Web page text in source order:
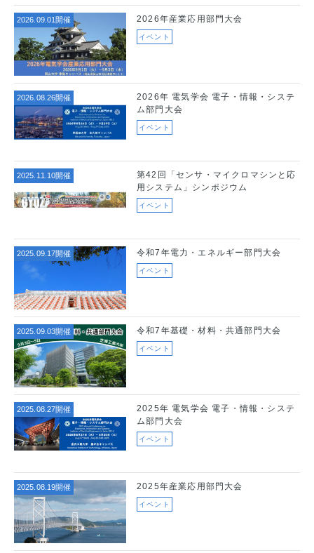
2026.09.01開催 2026年産業応用部門大会
イベント
2026.08.26開催
2026年 電気学会 電子・情報・システ
ム部門大会
イベント
2025.11.10開催
第42回「センサ・マイクロマシンと応
用システム」シンポジウム
イベント
2025.09.17開催 令和7年電力・エネルギー部門大会
イベント
2025.09.03開催 令和7年基礎・材料・共通部門大会
イベント
2025.08.27開催
2025年 電気学会 電子・情報・システ
ム部門大会
イベント
2025.08.19開催 2025年産業応用部門大会
イベント